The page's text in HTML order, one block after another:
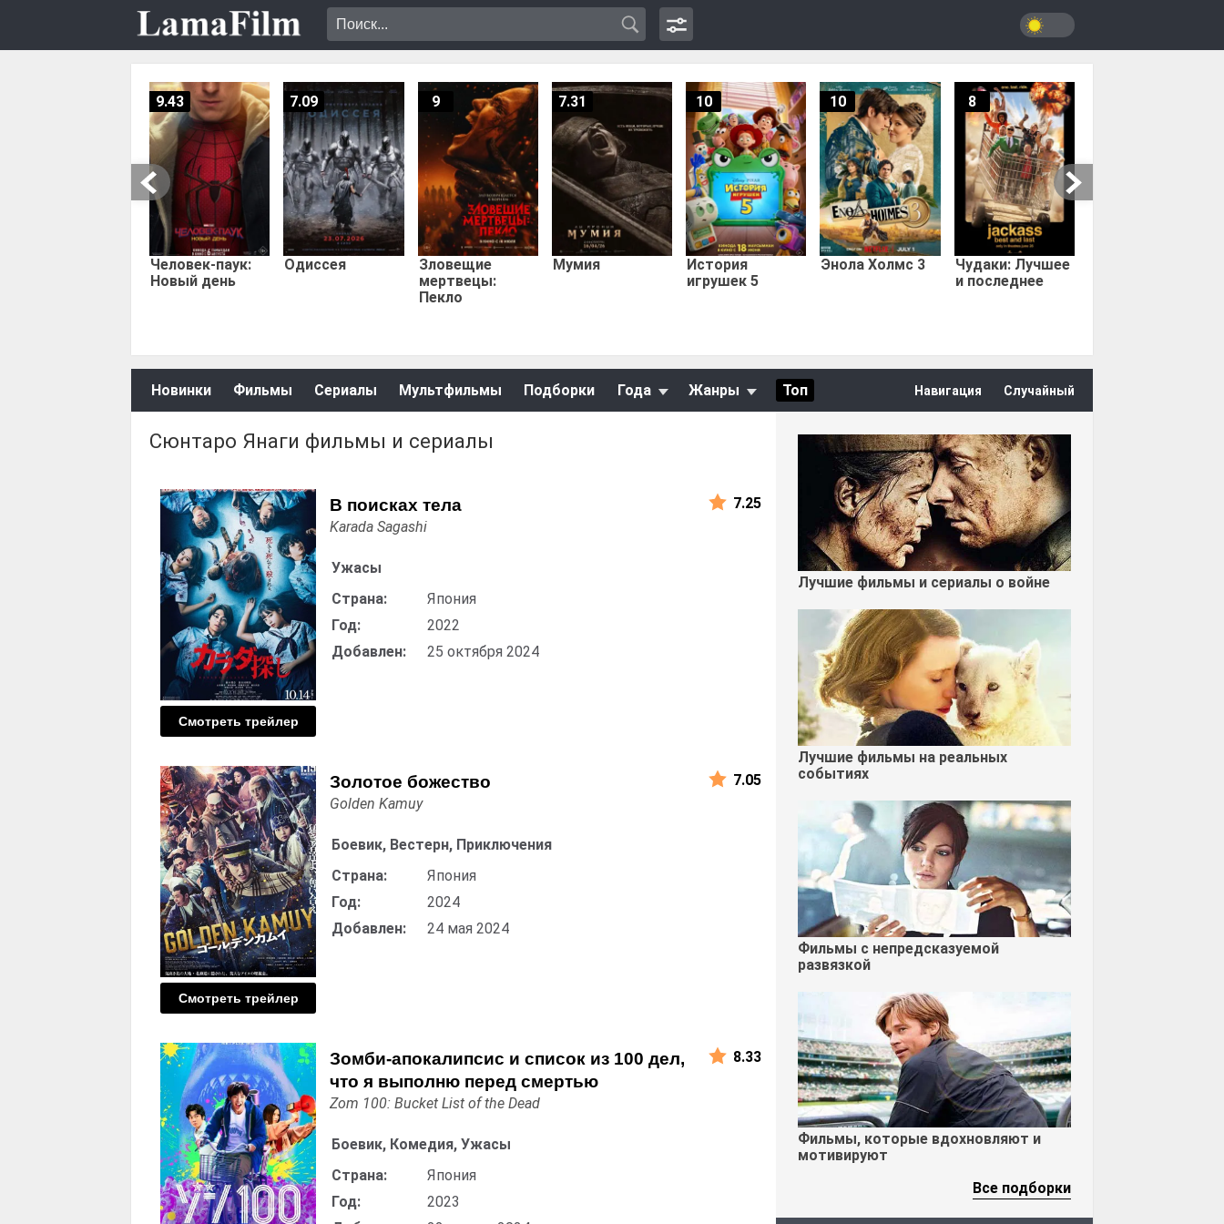
Человек-паук:
Новый день
9.43
Одиссея
7.09
Зловещие
мертвецы:
Пекло
9
Мумия
7.31
История
игрушек 5
10
Энола Холмс 3
10
Чудаки: Лучшее
и последнее
8
Новинки Фильмы Сериалы Мультфильмы Подборки Года Жанры Топ Навигация Случайный
Сюнтаро Янаги фильмы и сериалы
В поисках тела
Смотреть трейлер
Karada Sagashi
Ужасы
Страна:
Япония
Год:
2022
Добавлен:
25 октября 2024
7.25
Золотое божество
Смотреть трейлер
Golden Kamuy
Боевик, Вестерн, Приключения
Страна:
Япония
Год:
2024
Добавлен:
24 мая 2024
7.05
Зомби-апокалипсис и список из 100 дел,
что я выполню перед смертью
Zom 100: Bucket List of the Dead
Боевик, Комедия, Ужасы
Страна:
Япония
Год:
2023
8.33
Лучшие фильмы и сериалы о войне
Лучшие фильмы на реальных
событиях
Фильмы с непредсказуемой
развязкой
Фильмы, которые вдохновляют и
мотивируют
Все подборки